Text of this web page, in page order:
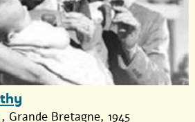
, Grande Bretagne, 1945